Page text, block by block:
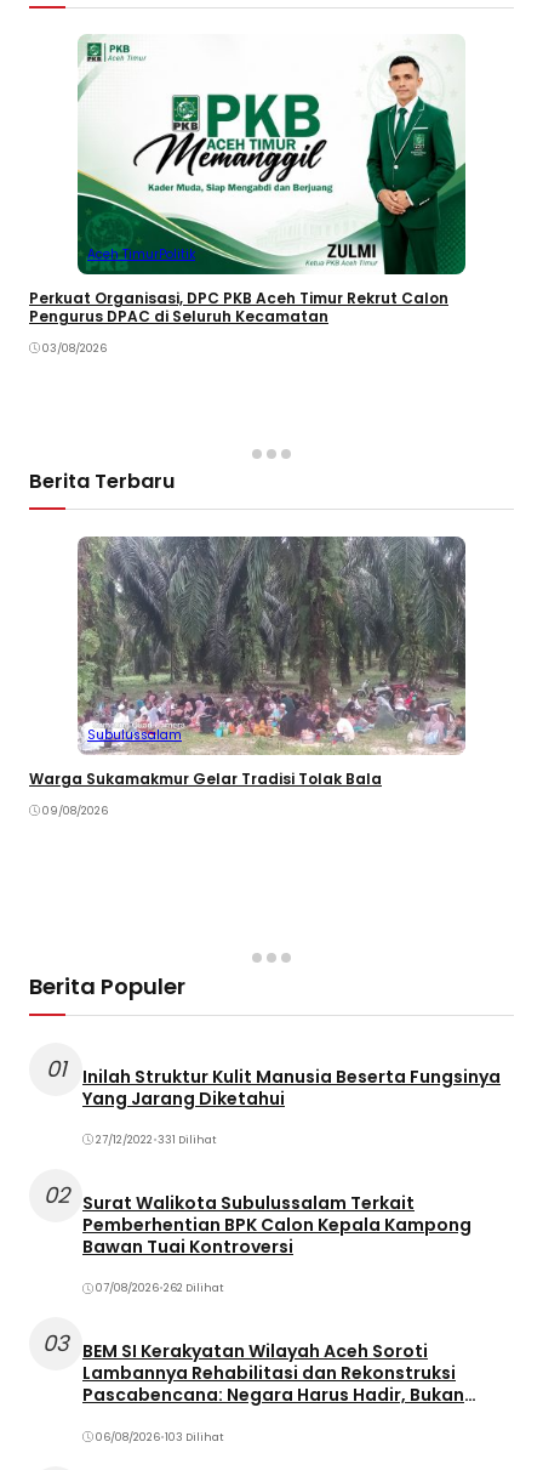
Aceh TimurPolitik
Perkuat Organisasi, DPC PKB Aceh Timur Rekrut Calon
Pengurus DPAC di Seluruh Kecamatan
03/08/2026
Berita Terbaru
Subulussalam
Warga Sukamakmur Gelar Tradisi Tolak Bala
09/08/2026
Berita Populer
01
Inilah Struktur Kulit Manusia Beserta Fungsinya
Yang Jarang Diketahui
27/12/2022•331 Dilihat
02
Surat Walikota Subulussalam Terkait
Pemberhentian BPK Calon Kepala Kampong
Bawan Tuai Kontroversi
07/08/2026•262 Dilihat
03 BEM SI Kerakyatan Wilayah Aceh Soroti
Lambannya Rehabilitasi dan Rekonstruksi
Pascabencana: Negara Harus Hadir, Bukan
06/08/2026•103 Dilihat